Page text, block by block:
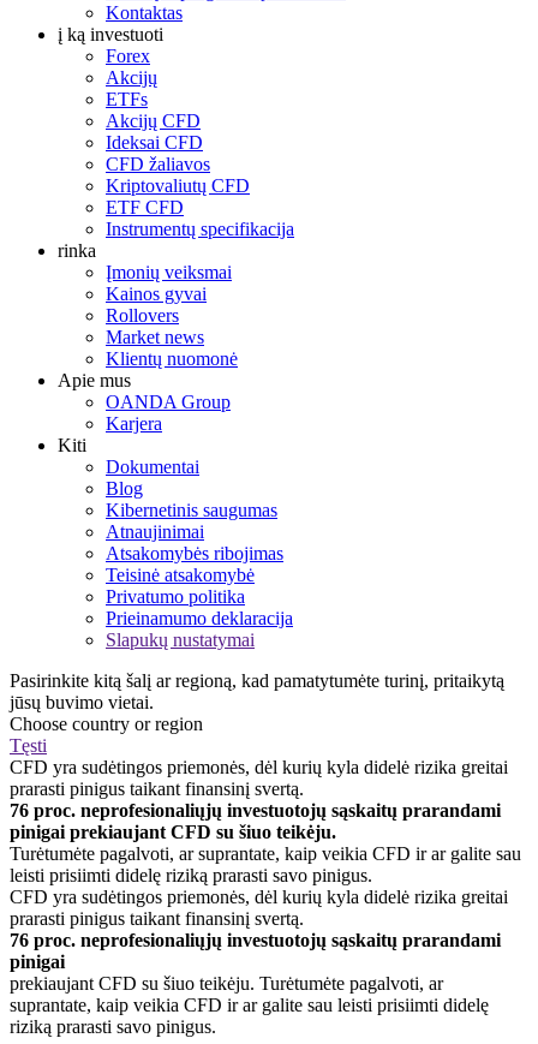
Kontaktas
į ką investuoti
Forex
Akcijų
ETFs
Akcijų CFD
Ideksai CFD
CFD žaliavos
Kriptovaliutų CFD
ETF CFD
Instrumentų specifikacija
rinka
Įmonių veiksmai
Kainos gyvai
Rollovers
Market news
Klientų nuomonė
Apie mus
OANDA Group
Karjera
Kiti
Dokumentai
Blog
Kibernetinis saugumas
Atnaujinimai
Atsakomybės ribojimas
Teisinė atsakomybė
Privatumo politika
Prieinamumo deklaracija
Slapukų nustatymai
Pasirinkite kitą šalį ar regioną, kad pamatytumėte turinį, pritaikytą
jūsų buvimo vietai.
Choose country or region
Tęsti
CFD yra sudėtingos priemonės, dėl kurių kyla didelė rizika greitai
prarasti pinigus taikant finansinį svertą.
76 proc. neprofesionaliųjų investuotojų sąskaitų prarandami
pinigai prekiaujant CFD su šiuo teikėju.
Turėtumėte pagalvoti, ar suprantate, kaip veikia CFD ir ar galite sau
leisti prisiimti didelę riziką prarasti savo pinigus.
CFD yra sudėtingos priemonės, dėl kurių kyla didelė rizika greitai
prarasti pinigus taikant finansinį svertą.
76 proc. neprofesionaliųjų investuotojų sąskaitų prarandami
pinigai
prekiaujant CFD su šiuo teikėju. Turėtumėte pagalvoti, ar
suprantate, kaip veikia CFD ir ar galite sau leisti prisiimti didelę
riziką prarasti savo pinigus.